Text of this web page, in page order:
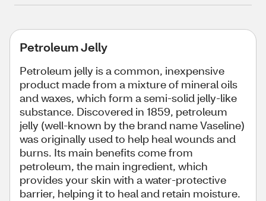
Petroleum Jelly
Petroleum jelly is a common, inexpensive
product made from a mixture of mineral oils
and waxes, which form a semi-solid jelly-like
substance. Discovered in 1859, petroleum
jelly (well-known by the brand name Vaseline)
was originally used to help heal wounds and
burns. Its main benefits come from
petroleum, the main ingredient, which
provides your skin with a water-protective
barrier, helping it to heal and retain moisture.